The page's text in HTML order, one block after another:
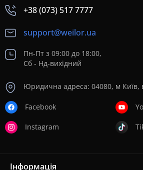
+38 (073) 517 7777
support@weilor.ua
Пн-Пт з 09:00 до 18:00,
Сб - Нд-вихідний
Юридична адреса: 04080, м Київ,
Facebook
Instagram
Інформація